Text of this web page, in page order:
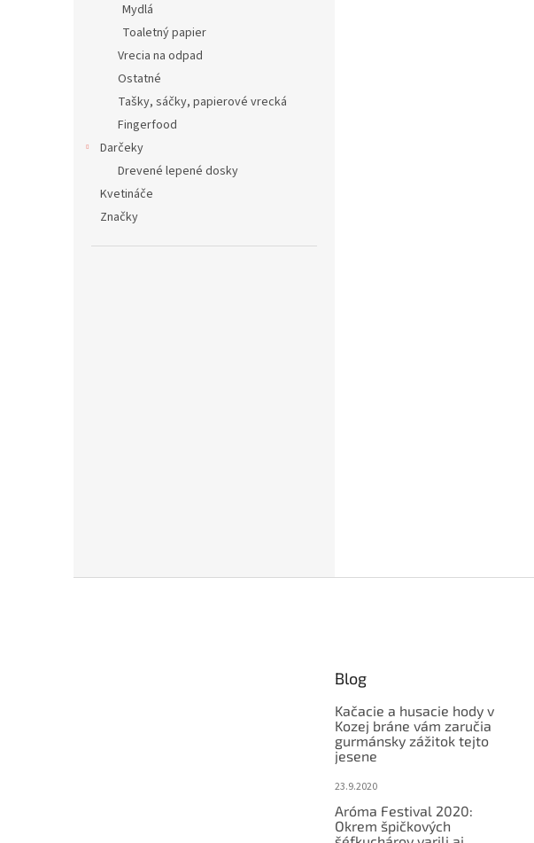
Mydlá
Toaletný papier
Vrecia na odpad
Ostatné
Tašky, sáčky, papierové vrecká
Fingerfood
Darčeky
Drevené lepené dosky
Kvetináče
Značky
Blog
Kačacie a husacie hody v
Kozej bráne vám zaručia
gurmánsky zážitok tejto
jesene
23.9.2020
Aróma Festival 2020:
Okrem špičkových